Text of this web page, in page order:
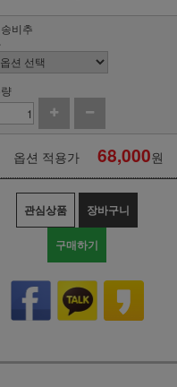
비추
옵션 적용가 68,000원
관심상품 장바구니
구매하기